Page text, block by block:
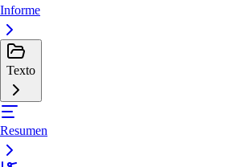
Informe
Texto
Resumen